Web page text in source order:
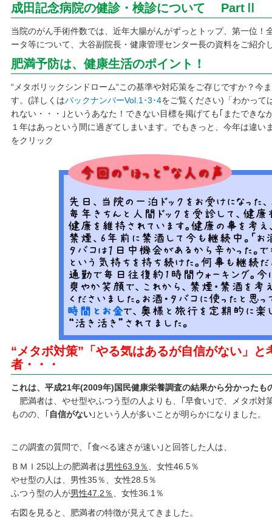
成田記念病院の健診・検診について PartⅡ
当院のがん手術件数では、近年大腸がんがずっとトップ、第一位
ータ等について、大谷副院長・健康管理センター長の資料をご紹介
肥満予防は、健康生活のポイント！
“メタボリックシンドローム“この基準や対応策をご存じですか？今
す。(詳しくはバックナンバーVol.1･3･4をご覧ください)「わかって
れない・・・｣というあなた！できない目標を掲げても｢またできな
１年はあっという間に過ぎてしまいます。でもきっと、今年は違い
をクリック
“メタボ対策”「やる気はあるが自信がない」
者・・・
これは、平成21年(2009年)国民健康栄養調査の結果から分かったも
肥満者は、やせ型やふつう型の人よりも、｢早食い｣で、メタボ対
ものの、｢
自信がない ｣という人が多いことが明らかになりました。
この調査の質問で、｢食べる速さが速い｣と回答した人は、
ＢＭＩ25以上の肥満者は男性63.9％
、女性46.5％
やせ型の人は、男性35％、女性28.5％
ふつう型の人が男性47.2％
、女性36.1％
右図を見ると、肥満者の特徴が見えてきました。